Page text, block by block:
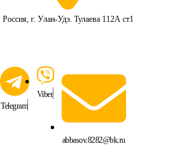
Россия, г. Улан-Удэ. Тулаева 112А ст1
Telegram
Viber
abbasov.8282@bk.ru